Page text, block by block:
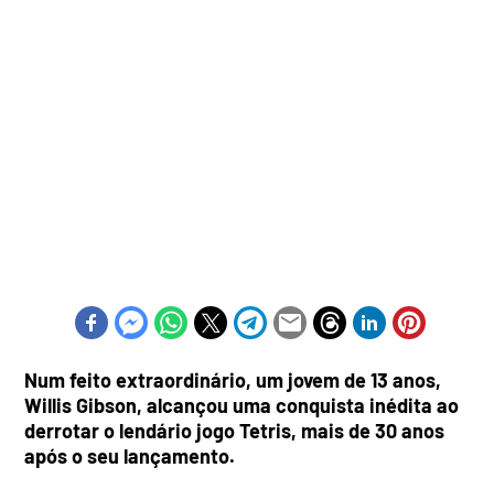
Num feito extraordinário, um jovem de 13 anos,
Willis Gibson, alcançou uma conquista inédita ao
derrotar o lendário jogo Tetris, mais de 30 anos
após o seu lançamento.